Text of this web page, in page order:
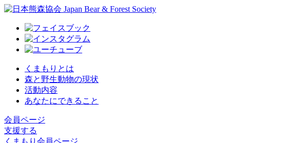
くまもりとは
森と野生動物の現状
活動内容
あなたにできること
会員ページ
支援する
くまもり会員ページ